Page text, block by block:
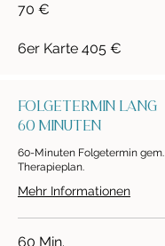
70 €
6er Karte 405 €
folgetermin lang
60 Minuten
60-Minuten Folgetermin gem.
Therapieplan.
Mehr Informationen
60 Min.